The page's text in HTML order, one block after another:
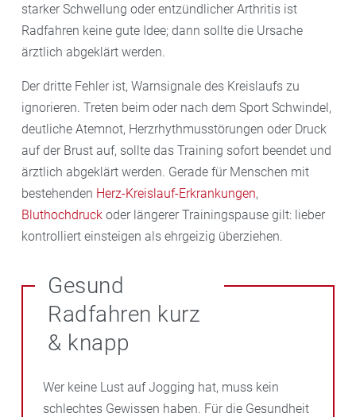
starker Schwellung oder entzündlicher Arthritis ist
Radfahren keine gute Idee; dann sollte die Ursache
ärztlich abgeklärt werden.
Der dritte Fehler ist, Warnsignale des Kreislaufs zu
ignorieren. Treten beim oder nach dem Sport Schwindel,
deutliche Atemnot, Herzrhythmusstörungen oder Druck
auf der Brust auf, sollte das Training sofort beendet und
ärztlich abgeklärt werden. Gerade für Menschen mit
bestehenden Herz-Kreislauf-Erkrankungen,
Bluthochdruck oder längerer Trainingspause gilt: lieber
kontrolliert einsteigen als ehrgeizig überziehen.
Gesund
Radfahren kurz
& knapp
Wer keine Lust auf Jogging hat, muss kein
schlechtes Gewissen haben. Für die Gesundheit